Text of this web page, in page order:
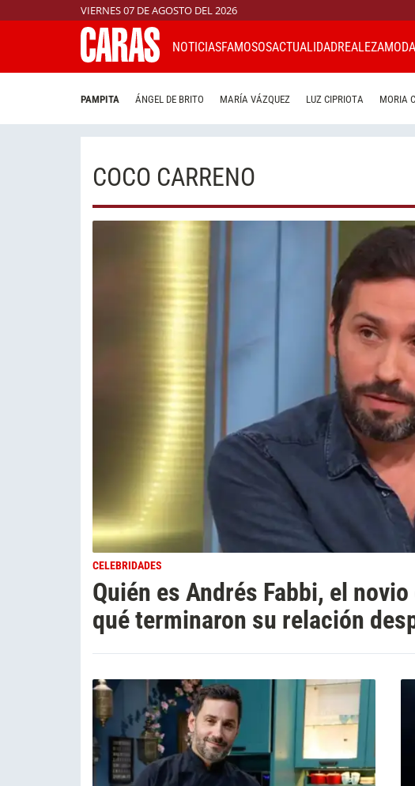
VIERNES 07 DE AGOSTO DEL 2026
NOTICIASFAMOSOSACTUALIDADREALEZAMODA
PAMPITA ÁNGEL DE BRITO MARÍA VÁZQUEZ LUZ CIPRIOTA MORIA
COCO CARRENO
CELEBRIDADES
Quién es Andrés Fabbi, el
qué terminaron su relación